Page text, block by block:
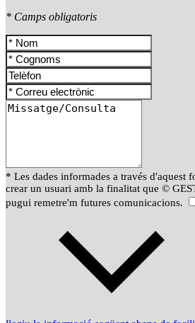
* Camps obligatoris
* Les dades informades a través d'aquest
crear un usuari amb la finalitat que ©
pugui remetre'm futures comunicacions.